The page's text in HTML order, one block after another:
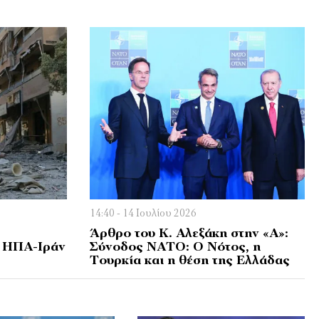
ΗΠΑ-Ιράν
14:40 - 14 Ιουλίου 2026
Άρθρο του Κ. Αλεξάκη στην «Α»:
Σύνοδος ΝΑΤΟ: Ο Νότος, η
Τουρκία και η θέση της Ελλάδας